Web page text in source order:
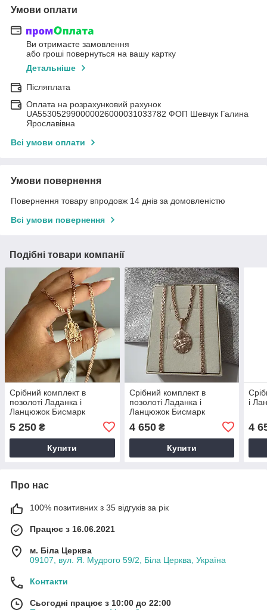
Умови оплати
Ви отримаєте замовлення
або гроші повернуться на вашу картку
Детальніше
Післяплата
Оплата на розрахунковий рахунок
UA553052990000026000031033782 ФОП Шевчук Галина
Ярославівна
Всі умови оплати
Умови повернення
Повернення товару впродовж 14 днів за домовленістю
Всі умови повернення
Подібні товари компанії
Срібний комплект в
позолоті Ладанка і
Ланцюжок Бисмарк
5 250 ₴
Купити
Срібний комплект в
позолоті Ладанка і
Ланцюжок Бисмарк
4 650₴
Купити
і
4
Про нас
100% позитивних з 35 відгуків за рік
Працює з 16.06.2021
м. Біла Церква
09107, вул. Я. Мудрого 59/2, Біла Церква, Україна
Контакти
Сьогодні працює з 10:00 до 22:00